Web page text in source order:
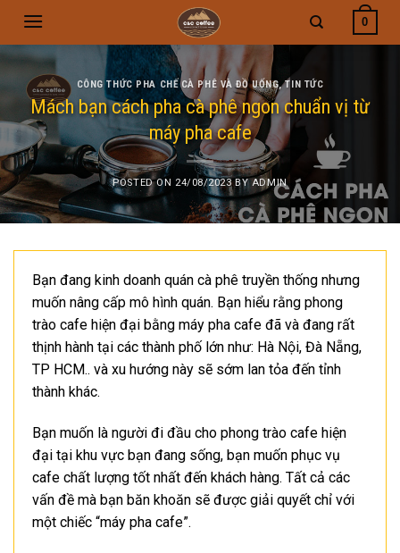
content
0
CÔNG THỨC PHA CHẾ CÀ PHÊ VÀ ĐỒ UỐNG,TIN TỨC
Mách bạn cách pha cà phê ngon chuẩn vị từ
máy pha cafe
POSTED ON 24/08/2023BY ADMIN
Bạn đang kinh doanh quán cà phê truyền thống nhưng
muốn nâng cấp mô hình quán. Bạn hiểu rằng phong
trào cafe hiện đại bằng máy pha cafe đã và đang rất
thịnh hành tại các thành phố lớn như: Hà Nội, Đà Nẵng,
TP HCM.. và xu hướng này sẽ sớm lan tỏa đến tỉnh
thành khác.
Bạn muốn là người đi đầu cho phong trào cafe hiện
đại tại khu vực bạn đang sống, bạn muốn phục vụ
cafe chất lượng tốt nhất đến khách hàng. Tất cả các
vấn đề mà bạn băn khoăn sẽ được giải quyết chỉ với
một chiếc “máy pha cafe”.